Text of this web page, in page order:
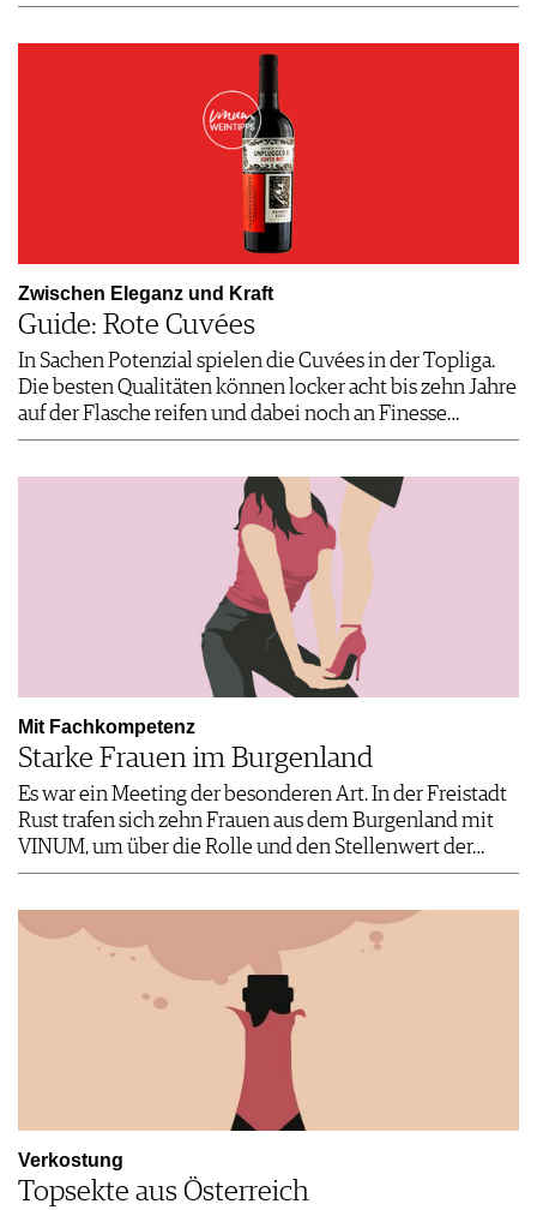
Zwischen Eleganz und Kraft
Guide: Rote Cuvées
In Sachen Potenzial spielen die Cuvées in der Topliga.
Die besten Qualitäten können locker acht bis zehn Jahre
auf der Flasche reifen und dabei noch an Finesse…
Mit Fachkompetenz
Starke Frauen im Burgenland
Es war ein Meeting der besonderen Art. In der Freistadt
Rust trafen sich zehn Frauen aus dem Burgenland mit
VINUM, um über die Rolle und den Stellenwert der…
Verkostung
Topsekte aus Österreich